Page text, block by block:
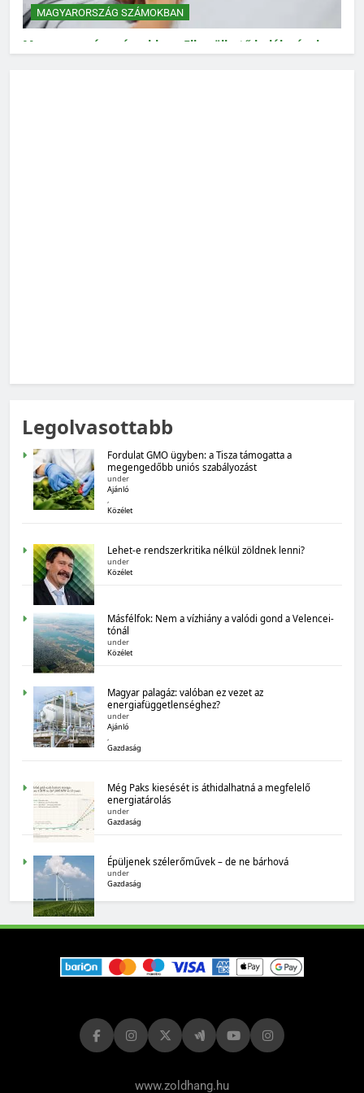
MAGYARORSZÁG SZÁMOKBAN
Magyarország számokban: Elkerülhető halálozások
Magyarország számokban: Fogyasztói bizalom,
gazdasági várakozások
MAGYARORSZÁG SZÁMOKBAN
Magyarország számokban: Államadósság
MAGYARORSZÁG SZÁMOKBAN
Magyarország számokban: biogazdálkodás
MAGYARORSZÁG SZÁMOKBAN
Legolvasottabb
Fordulat GMO ügyben: a Tisza támogatta a
megengedőbb uniós szabályozást
under
Ajánló
,
Közélet
Lehet-e rendszerkritika nélkül zöldnek lenni?
under
Közélet
Másfélfok: Nem a vízhiány a valódi gond a Velencei-
tónál
under
Közélet
Magyar palagáz: valóban ez vezet az
energiafüggetlenséghez?
under
Ajánló
,
Gazdaság
Még Paks kiesését is áthidalhatná a megfelelő
energiatárolás
under
Gazdaság
Épüljenek szélerőművek – de ne bárhová
under
Gazdaság
www.zoldhang.hu